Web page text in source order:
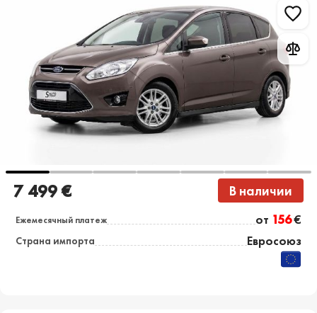
7 499 € В наличии
Ежемесячный платеж от 156€
Страна импорта Евросоюз